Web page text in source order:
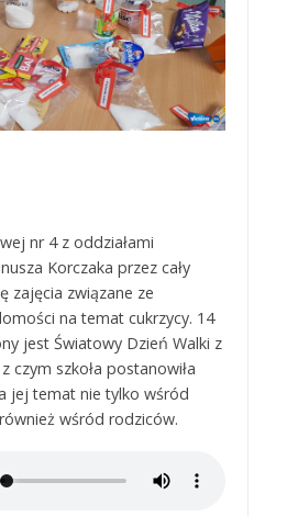
nr 4 z oddziałami
Korczaka przez cały
zajęcia związane ze
na temat cukrzycy. 14
jest Światowy Dzień Walki z
czym szkoła postanowiła
jej temat nie tylko wśród
wśród rodziców.